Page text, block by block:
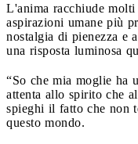
L'anima racchiude
aspirazioni umane più
nostalgia di pienezza e
una risposta luminosa
“So che mia moglie ha
attenta allo spirito che
spieghi il fatto che non
questo mondo.